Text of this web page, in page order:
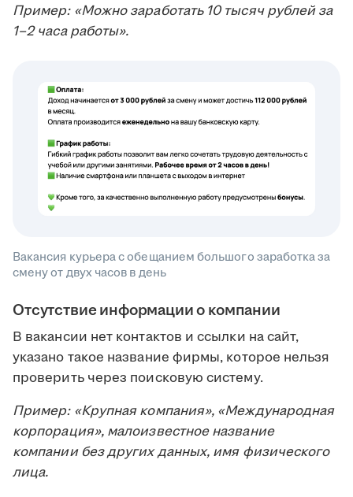
Пример: «Можно заработать 10 тысяч рублей за
1–2 часа работы».
Вакансия курьера с обещанием большого заработка за
смену от двух часов в день
Отсутствие информации о компании
В вакансии нет контактов и ссылки на сайт,
указано такое название фирмы, которое нельзя
проверить через поисковую систему.
Пример: «Крупная компания», «Международная
корпорация», малоизвестное название
компании без других данных, имя физического
лица.